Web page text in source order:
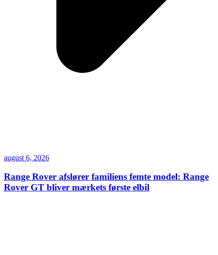
august 6, 2026
Range Rover afslører familiens femte model: Range
Rover GT bliver mærkets første elbil